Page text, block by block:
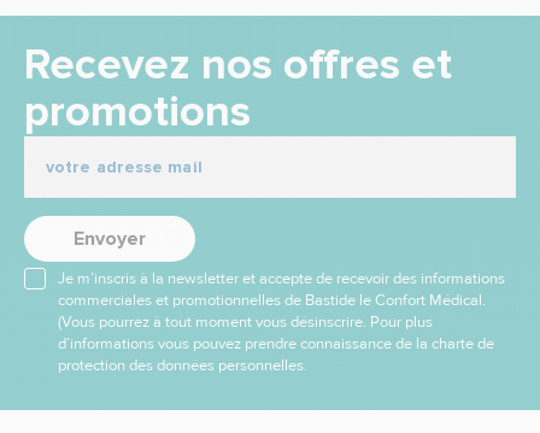
Recevez nos offres et
promotions
Envoyer
Je m’inscris à la newsletter et accepte de recevoir des informations
commerciales et promotionnelles de Bastide le Confort Médical.
(Vous pourrez à tout moment vous désinscrire. Pour plus
d’informations vous pouvez prendre connaissance de la charte de
protection des données personnelles.